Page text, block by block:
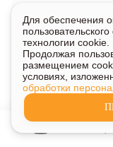
INTEX
Для обеспечения
технологии cookie.
Продолжая
размещением
условиях,
обработки